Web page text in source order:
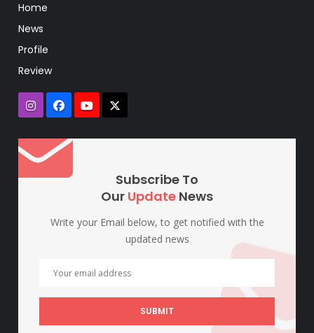
Home
News
Profile
Review
Subscribe To
Our Update News
Write your Email below, to get notified with the
updated news
SUBMIT